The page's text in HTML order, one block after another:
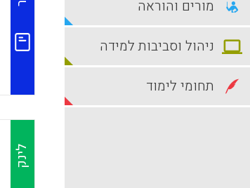
לינק
מורים והוראה
ניהול וסביבות למידה
תחומי לימוד